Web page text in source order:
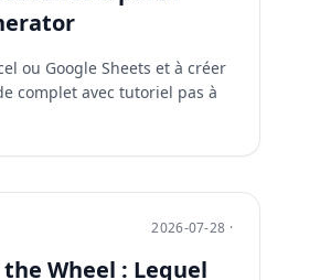
ou Google Sheets et à créer
complet avec tutoriel pas à
2026-07-28 ·
Wheel : Lequel